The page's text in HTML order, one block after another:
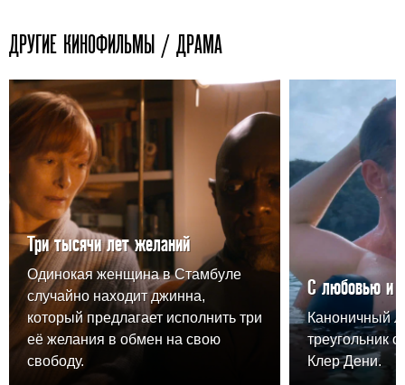
ДРУГИЕ КИНОФИЛЬМЫ / ДРАМА
Три тысячи лет желаний
Одинокая женщина в Стамбуле
случайно находит джинна,
который предлагает исполнить три
её желания в обмен на свою
свободу.
С любовью и
Каноничный
треугольник
Клер Дени.